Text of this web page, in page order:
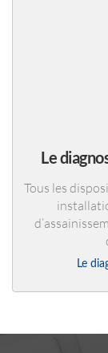
Le
Tous les
Le